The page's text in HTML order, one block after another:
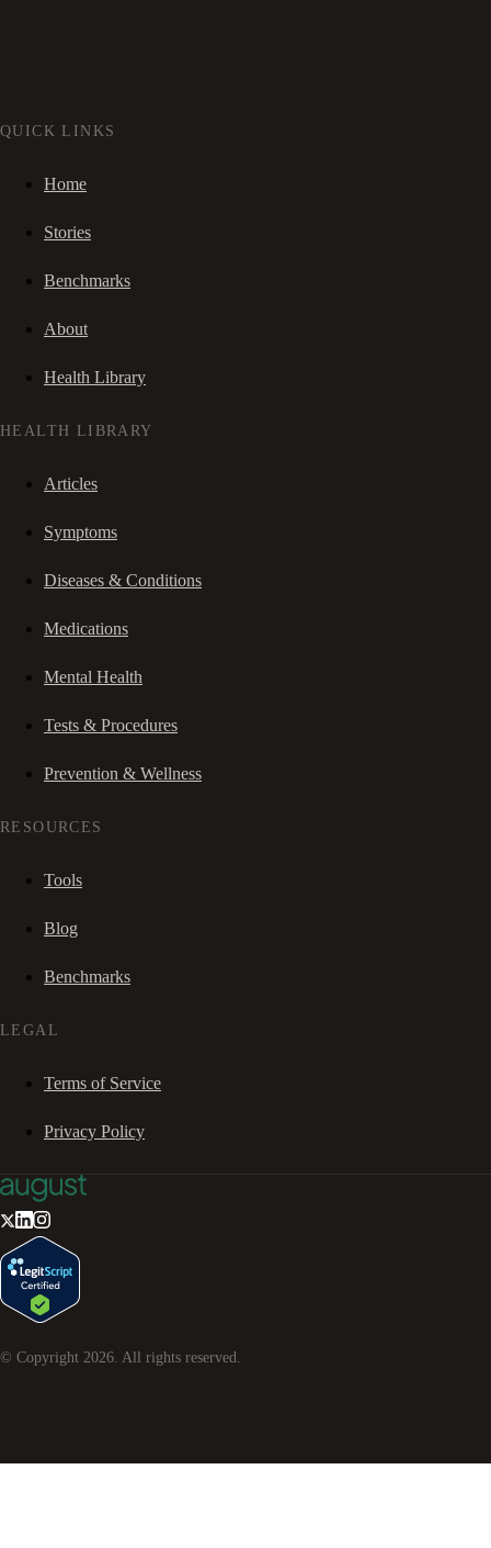
QUICK LINKS
Home
Stories
Benchmarks
About
Health Library
HEALTH LIBRARY
Articles
Symptoms
Diseases & Conditions
Medications
Mental Health
Tests & Procedures
Prevention & Wellness
RESOURCES
Tools
Blog
Benchmarks
LEGAL
Terms of Service
Privacy Policy
© Copyright 2026 . All rights reserved.